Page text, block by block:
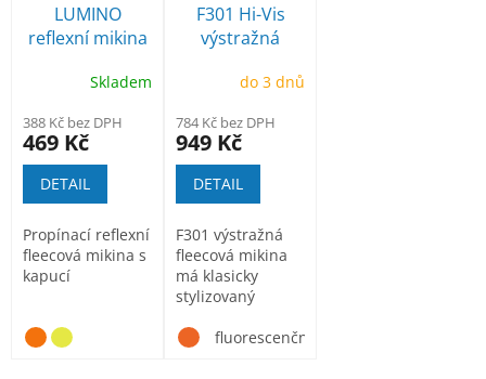
LUMINO
reflexní mikina
Skladem
388 Kč bez DPH
469 Kč
DETAIL
Propínací reflexní
fleecová mikina s
kapucí
F301 Hi-Vis
výstražná
do 3 dnů
784 Kč bez DPH
949 Kč
DETAIL
F301 výstražná
fleecová mikina
má klasicky
stylizovaný
certifikováno
fluorescenční žlutá